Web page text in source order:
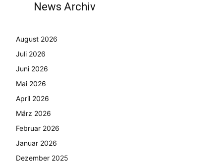
News Archiv
August 2026
Juli 2026
Juni 2026
Mai 2026
April 2026
März 2026
Februar 2026
Januar 2026
Dezember 2025